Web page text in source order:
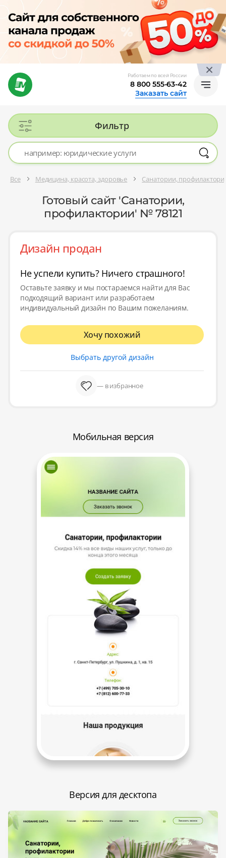
Работаем по всей России
8 800 555-63-42
Заказать сайт
Фильтр
Все Медицина, красота, здоровье Санатории,
Готовый сайт 'Санатории,
профилактории' № 78121
Дизайн продан
Не успели купить? Ничего страшного!
Оставьте заявку и мы постараемся найти для Вас
подходящий вариант или разработаем
индивидуальный дизайн по Вашим пожеланиям.
Хочу похожий
Выбрать другой дизайн
— в избранное
Версия для десктопа
Мобильная версия